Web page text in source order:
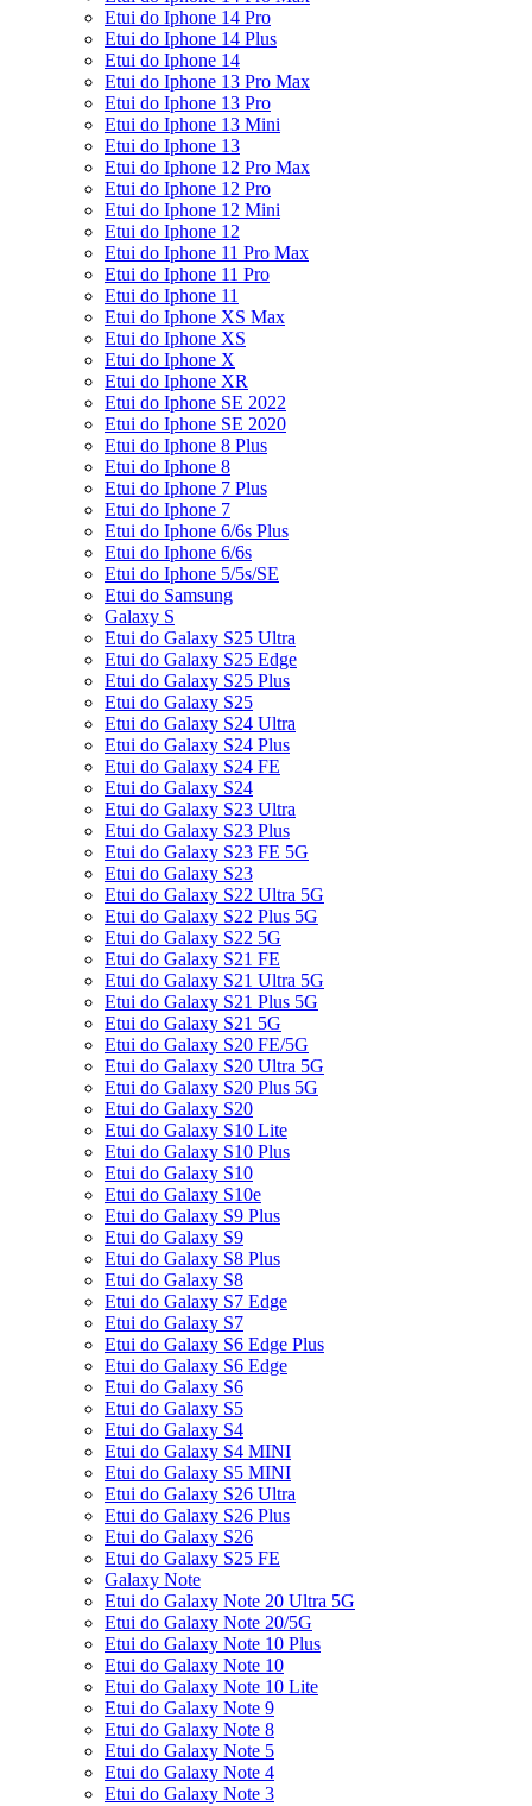
Etui do Iphone 14 Pro
Etui do Iphone 14 Plus
Etui do Iphone 14
Etui do Iphone 13 Pro Max
Etui do Iphone 13 Pro
Etui do Iphone 13 Mini
Etui do Iphone 13
Etui do Iphone 12 Pro Max
Etui do Iphone 12 Pro
Etui do Iphone 12 Mini
Etui do Iphone 12
Etui do Iphone 11 Pro Max
Etui do Iphone 11 Pro
Etui do Iphone 11
Etui do Iphone XS Max
Etui do Iphone XS
Etui do Iphone X
Etui do Iphone XR
Etui do Iphone SE 2022
Etui do Iphone SE 2020
Etui do Iphone 8 Plus
Etui do Iphone 8
Etui do Iphone 7 Plus
Etui do Iphone 7
Etui do Iphone 6/6s Plus
Etui do Iphone 6/6s
Etui do Iphone 5/5s/SE
Etui do Samsung
Galaxy S
Etui do Galaxy S25 Ultra
Etui do Galaxy S25 Edge
Etui do Galaxy S25 Plus
Etui do Galaxy S25
Etui do Galaxy S24 Ultra
Etui do Galaxy S24 Plus
Etui do Galaxy S24 FE
Etui do Galaxy S24
Etui do Galaxy S23 Ultra
Etui do Galaxy S23 Plus
Etui do Galaxy S23 FE 5G
Etui do Galaxy S23
Etui do Galaxy S22 Ultra 5G
Etui do Galaxy S22 Plus 5G
Etui do Galaxy S22 5G
Etui do Galaxy S21 FE
Etui do Galaxy S21 Ultra 5G
Etui do Galaxy S21 Plus 5G
Etui do Galaxy S21 5G
Etui do Galaxy S20 FE/5G
Etui do Galaxy S20 Ultra 5G
Etui do Galaxy S20 Plus 5G
Etui do Galaxy S20
Etui do Galaxy S10 Lite
Etui do Galaxy S10 Plus
Etui do Galaxy S10
Etui do Galaxy S10e
Etui do Galaxy S9 Plus
Etui do Galaxy S9
Etui do Galaxy S8 Plus
Etui do Galaxy S8
Etui do Galaxy S7 Edge
Etui do Galaxy S7
Etui do Galaxy S6 Edge Plus
Etui do Galaxy S6 Edge
Etui do Galaxy S6
Etui do Galaxy S5
Etui do Galaxy S4
Etui do Galaxy S4 MINI
Etui do Galaxy S5 MINI
Etui do Galaxy S26 Ultra
Etui do Galaxy S26 Plus
Etui do Galaxy S26
Etui do Galaxy S25 FE
Galaxy Note
Etui do Galaxy Note 20 Ultra 5G
Etui do Galaxy Note 20/5G
Etui do Galaxy Note 10 Plus
Etui do Galaxy Note 10
Etui do Galaxy Note 10 Lite
Etui do Galaxy Note 9
Etui do Galaxy Note 8
Etui do Galaxy Note 5
Etui do Galaxy Note 4
Etui do Galaxy Note 3